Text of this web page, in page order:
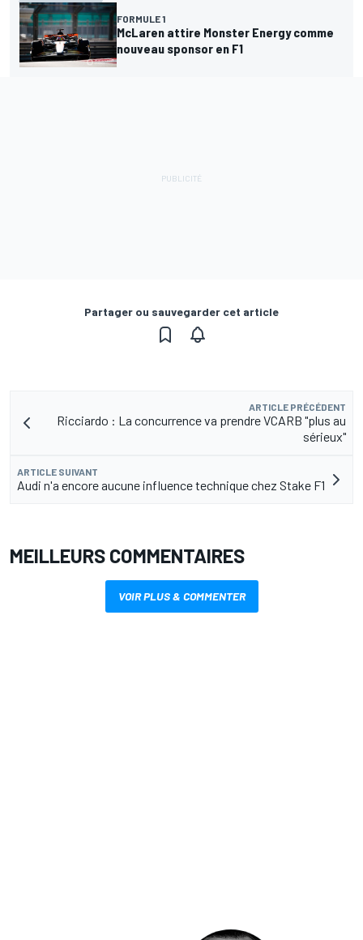
FORMULE 1
McLaren attire Monster Energy comme
nouveau sponsor en F1
Partager ou sauvegarder cet article
ARTICLE PRÉCÉDENT
Ricciardo : La concurrence va prendre VCARB "plus au
sérieux"
ARTICLE SUIVANT
Audi n'a encore aucune influence technique chez Stake F1
MEILLEURS COMMENTAIRES
VOIR PLUS & COMMENTER